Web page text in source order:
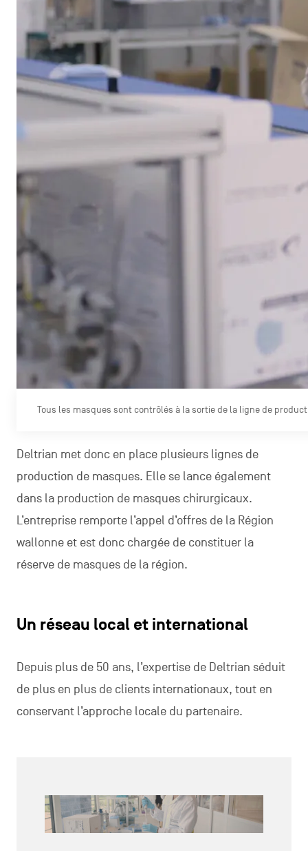
Tous les masques sont contrôlés à la sortie de la ligne de
Deltrian met donc en place plusieurs lignes de
production de masques. Elle se lance également
dans la production de masques chirurgicaux.
L’entreprise remporte l’appel d’offres de la Région
wallonne et est donc chargée de constituer la
réserve de masques de la région.
Un réseau local et international
Depuis plus de 50 ans, l’expertise de Deltrian séduit
de plus en plus de clients internationaux, tout en
conservant l’approche locale du partenaire.